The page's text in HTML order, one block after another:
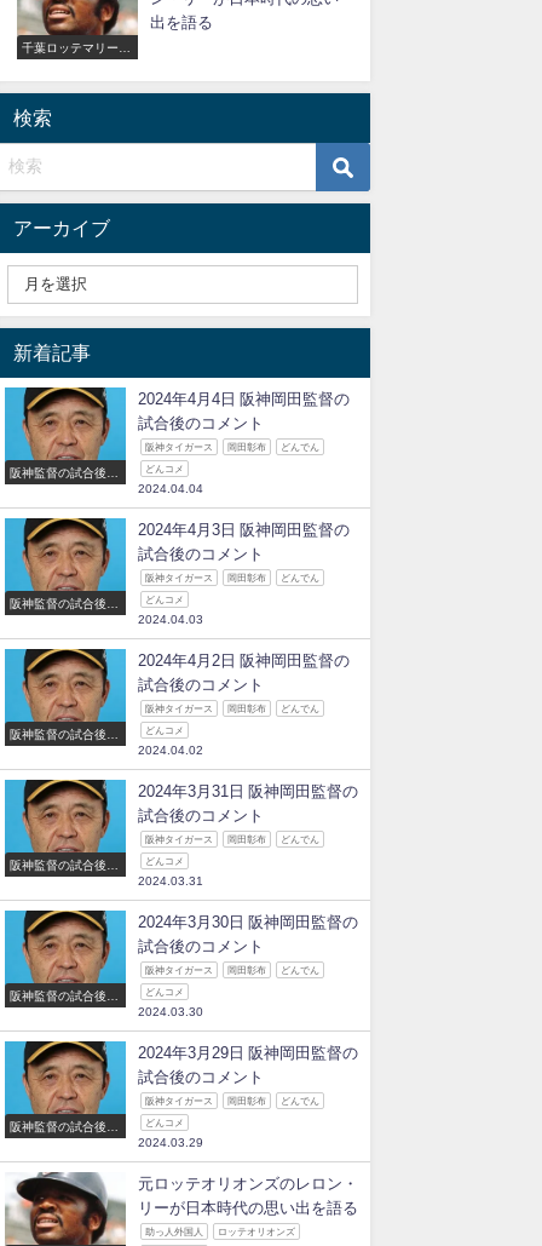
千葉ロッテマリーン
出を語る
検索
アーカイブ
新着記事
阪神監督の試合後の
2024年4月4日 阪神岡田監督の
試合後のコメント
阪神タイガース 岡田彰布 どんでん
どんコメ
2024.04.04
阪神監督の試合後の
2024年4月3日 阪神岡田監督の
試合後のコメント
阪神タイガース 岡田彰布 どんでん
どんコメ
2024.04.03
阪神監督の試合後の
2024年4月2日 阪神岡田監督の
試合後のコメント
阪神タイガース 岡田彰布 どんでん
どんコメ
2024.04.02
阪神監督の試合後の
2024年3月31日 阪神岡田監督の
試合後のコメント
阪神タイガース 岡田彰布 どんでん
どんコメ
2024.03.31
阪神監督の試合後の
2024年3月30日 阪神岡田監督の
試合後のコメント
阪神タイガース 岡田彰布 どんでん
どんコメ
2024.03.30
阪神監督の試合後の
2024年3月29日 阪神岡田監督の
試合後のコメント
阪神タイガース 岡田彰布 どんでん
どんコメ
2024.03.29
元ロッテオリオンズのレロン・
リーが日本時代の思い出を語る
助っ人外国人 ロッテオリオンズ